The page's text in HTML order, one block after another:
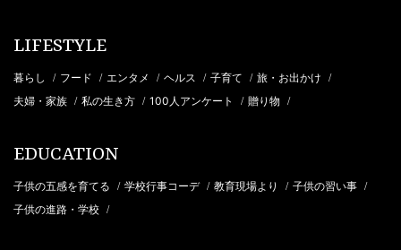
LIFESTYLE
暮らし / フード / エンタメ / ヘルス / 子育て / 旅・お出かけ /
夫婦・家族 / 私の生き方 / 100人アンケート / 贈り物 /
EDUCATION
子供の五感を育てる / 学校行事コーデ / 教育現場より / 子供の習い事 /
子供の進路・学校 /